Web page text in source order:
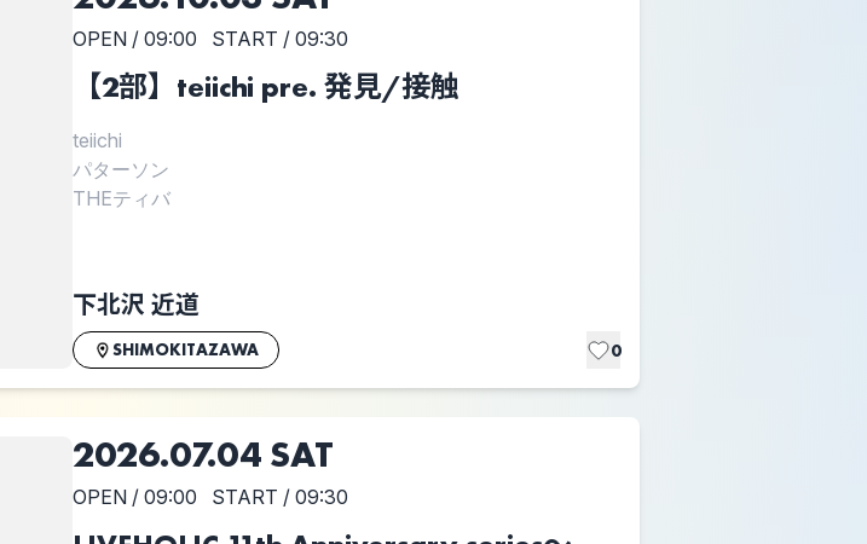
OPEN / 09:00 START / 09:30
【2部】teiichi pre. 発見/接触
teiichi
パターソン
THEティバ
下北沢 近道
SHIMOKITAZAWA 0
2026.07.04 SAT
OPEN / 09:00 START / 09:30